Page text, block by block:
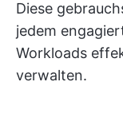
Diese
jedem
Workloads
verwalten.